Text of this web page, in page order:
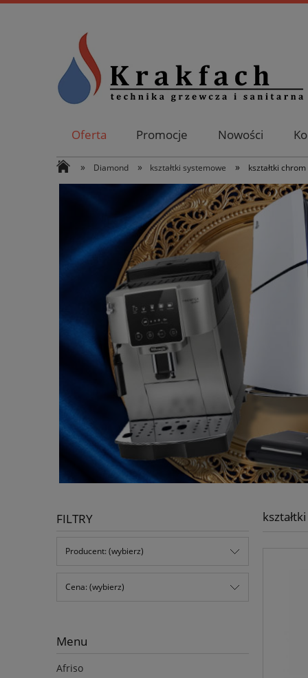
Oferta Promocje Nowości
» Diamond » kształtki systemowe » kształtki chrom
FILTRY
Producent: (wybierz)
Cena: (wybierz)
Menu
Afriso